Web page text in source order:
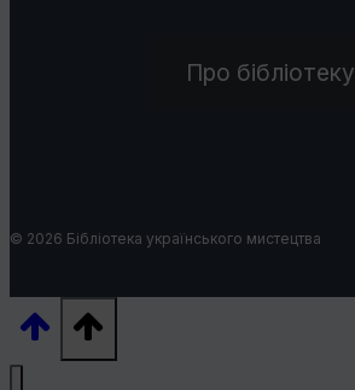
Про бібліотеку
© 2026 Бібліотека українського мистецтва